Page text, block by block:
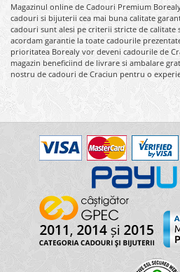
Magazinul online de Cadouri Premium
cadouri si bijuterii cea mai buna calitate
cadouri sunt alesi pe criterii stricte de calitate
acordam garantie la toate cadourile
prioritatea Borealy vor deveni cadourile de
magazin beneficiind de livrare si ambalare
nostru de cadouri de Craciun pentru o